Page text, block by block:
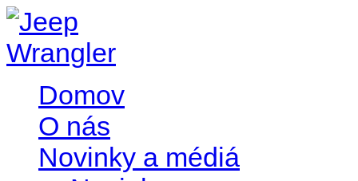
Domov
O nás
Novinky a médiá